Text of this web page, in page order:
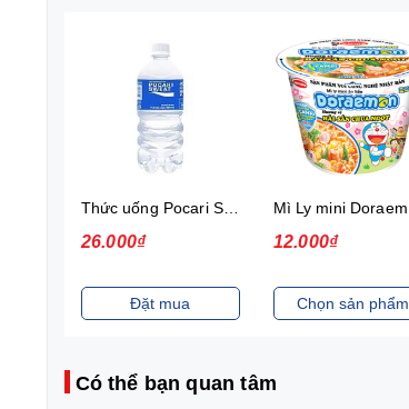
26.000₫
Đặt mua
12.000₫
Chọn sản phẩm
Có thể bạn quan tâm